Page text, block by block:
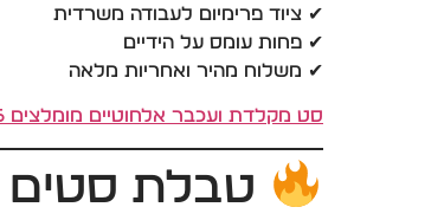
✔ ציוד פרימיום לעבודה משרדית
✔ פחות עומס על הידיים
✔ משלוח מהיר ואחריות מלאה
סט מקלדת ועכבר אלחוטיים מומלצים 2026 – המדריך המלא
טבלת סטים